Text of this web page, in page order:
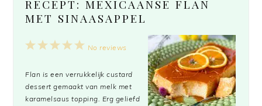
RECEPT: MEXICAANSE FLAN
MET SINAASAPPEL
5
4
3
2
1
No reviews
Flan is een verrukkelijk custard
dessert gemaakt van melk met
karamelsaus topping. Erg geliefd